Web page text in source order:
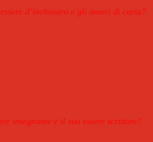
d’inchiostro e gli amori di carta?
insegnante e il suo essere scrittore?